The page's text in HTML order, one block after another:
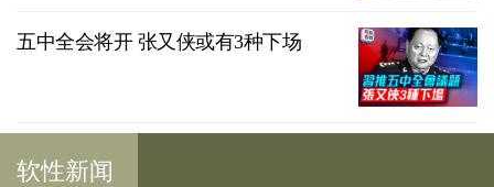
五中全会将开 张又侠或有3种下场
软性新闻